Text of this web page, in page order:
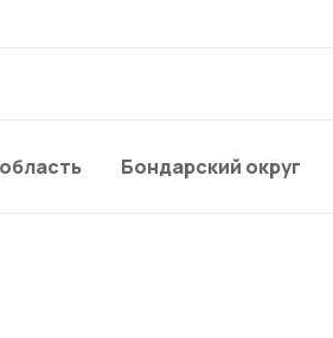
Бондарский округ